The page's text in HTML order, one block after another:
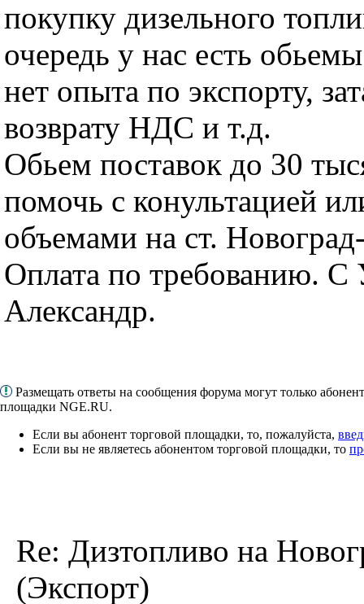
покупку дизельного
очередь у нас есть
нет опыта по экспорту,
возврату НДС и т.д.
Обьем поставок до 30
помочь с конультацией
объемами на ст.
Оплата по требованию. С
Александр.
Размещать ответы на сообщения форума могут только
площадки NGE.RU.
Если вы абонент торговой площадки, то, пожалуйста,
Если вы не являетесь абонентом торговой площадки, то
Re: Дизтопливо на
(Экспорт)